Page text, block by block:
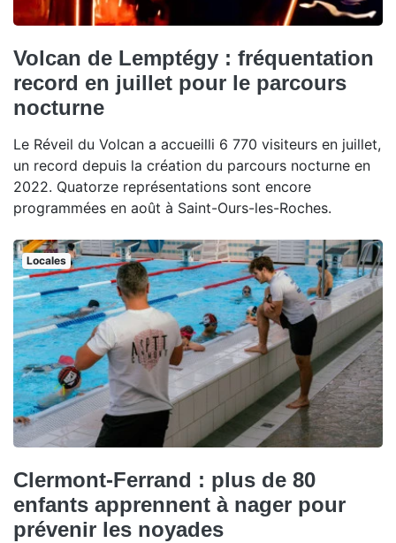
Volcan de Lemptégy : fréquentation
record en juillet pour le parcours
nocturne
Le Réveil du Volcan a accueilli 6 770 visiteurs en juillet,
un record depuis la création du parcours nocturne en
2022. Quatorze représentations sont encore
programmées en août à Saint-Ours-les-Roches.
Locales
Clermont-Ferrand : plus de 80
enfants apprennent à nager pour
prévenir les noyades